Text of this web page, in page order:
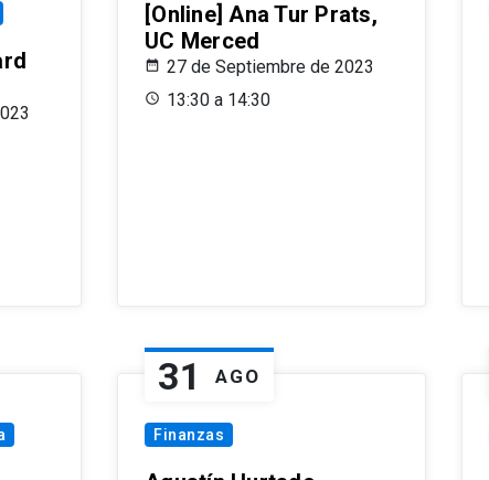
[Online] Ana Tur Prats,
UC Merced
27 de Septiembre de 2023
13:30 a 14:30
31 AGO
Finanzas